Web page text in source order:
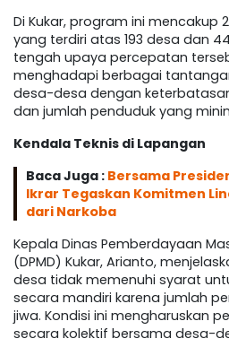
Di Kukar, program ini mencakup
yang terdiri atas 193 desa dan
tengah upaya percepatan
menghadapi berbagai
desa-desa dengan
dan jumlah penduduk yang
Kendala Teknis di Lapangan
Baca Juga : Bersama
Ikrar Tegaskan Komitmen
dari Narkoba
Kepala Dinas Pemberdayaan
(DPMD) Kukar, Arianto,
desa tidak memenuhi syarat
secara mandiri karena jumlah
jiwa. Kondisi ini mengharuskan
secara kolektif bersama desa-